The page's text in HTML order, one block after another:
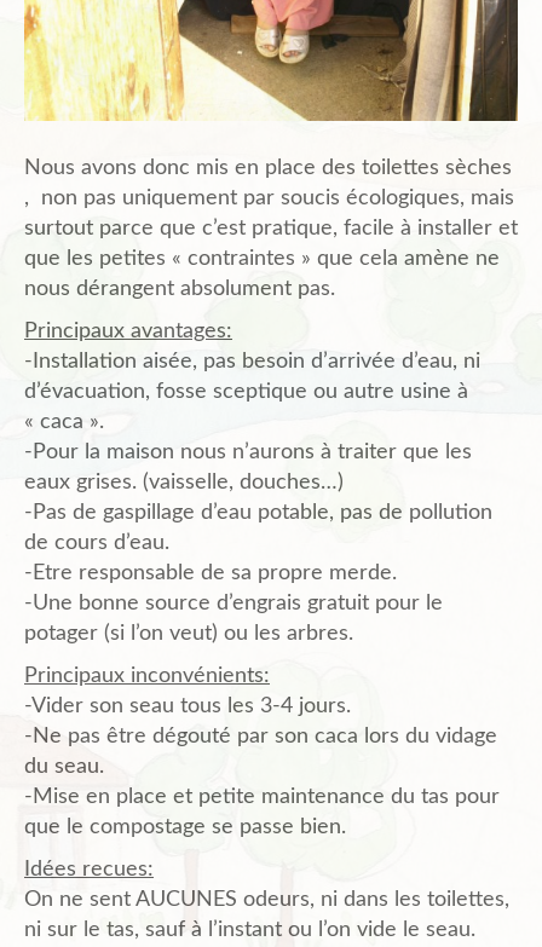
Nous avons donc mis en place des toilettes sèches
, non pas uniquement par soucis écologiques, mais
surtout parce que c’est pratique, facile à installer et
que les petites « contraintes » que cela amène ne
nous dérangent absolument pas.
Principaux avantages:
-Installation aisée, pas besoin d’arrivée d’eau, ni
d’évacuation, fosse sceptique ou autre usine à
« caca ».
-Pour la maison nous n’aurons à traiter que les
eaux grises. (vaisselle, douches…)
-Pas de gaspillage d’eau potable, pas de pollution
de cours d’eau.
-Etre responsable de sa propre merde.
-Une bonne source d’engrais gratuit pour le
potager (si l’on veut) ou les arbres.
Principaux inconvénients:
-Vider son seau tous les 3-4 jours.
-Ne pas être dégouté par son caca lors du vidage
du seau.
-Mise en place et petite maintenance du tas pour
que le compostage se passe bien.
Idées recues:
On ne sent AUCUNES odeurs, ni dans les toilettes,
ni sur le tas, sauf à l’instant ou l’on vide le seau.